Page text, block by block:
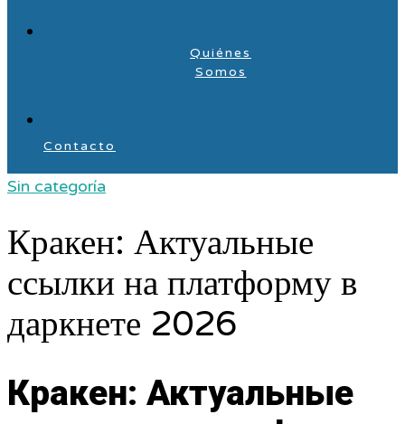
Quiénes
Somos
Contacto
Sin categoría
Кракен: Актуальные
ссылки на платформу в
даркнете 2026
Кракен: Актуальные